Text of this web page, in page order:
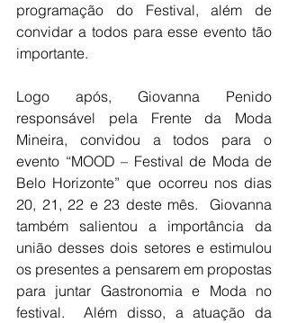
programação do Festival, além de
convidar a todos para esse evento tão
importante.
Logo após, Giovanna Penido
responsável pela Frente da Moda
Mineira, convidou a todos para o
evento “MOOD – Festival de Moda de
Belo Horizonte” que ocorreu nos dias
20, 21, 22 e 23 deste mês.  Giovanna
também salientou a importância da
união desses dois setores e estimulou
os presentes a pensarem em propostas
para juntar Gastronomia e Moda no
festival.  Além disso, a atuação da